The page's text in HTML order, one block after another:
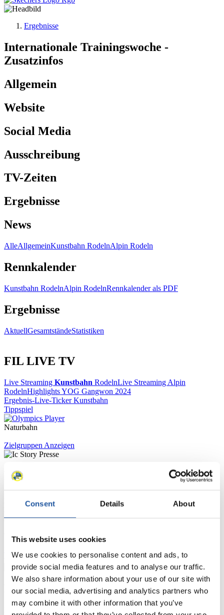
Consent Details About
This website uses cookies
We use cookies to personalise content and ads, to
provide social media features and to analyse our traffic.
We also share information about your use of our site with
our social media, advertising and analytics partners who
may combine it with other information that you’ve
Ergebnisse
Internationale Trainingswoche -
Zusatzinfos
Allgemein
Website
Social Media
Ausschreibung
TV-Zeiten
Ergebnisse
News
AlleAllgemeinKunstbahn RodelnAlpin Rodeln
Rennkalender
Kunstbahn RodelnAlpin RodelnRennkalender als PDF
Ergebnisse
AktuellGesamtständeStatistiken
FIL LIVE TV
Live Streaming Kunstbahn RodelnLive Streaming Alpin
RodelnHighlights YOG Gangwon 2024
Ergebnis-Live-Ticker Kunstbahn
Tippspiel
Naturbahn
Zielgruppen Anzeigen
Für Presse- und Medienvertreter
haben Zugriff auf Athletenbiographien und Informationen zu
Für Nationale Verbände
Hier können Sie sich über allgemeine Neuigkeiten informieren, das